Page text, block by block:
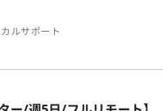
ルサポート